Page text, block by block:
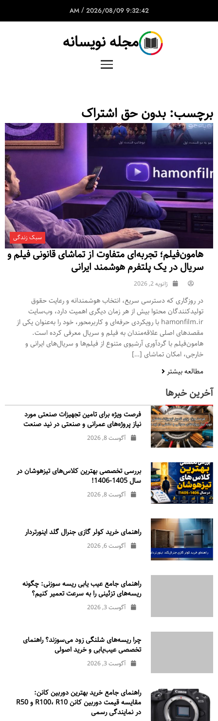
9:32:42 AM
/ 2026/08/09
مجله نویسانه
برچسب: بدون حق اشتراک
سبک زندگی
هامون‌فیلم؛ تجربه‌ای متفاوت از تماشای قانونی فیلم و
سریال در یک پلتفرم هوشمند ایرانی
ژانویه 2, 2026
در روزگاری که دسترسی سریع، انتخاب هوشمندانه و رعایت حقوق
تولیدکنندگان محتوا بیش از هر زمان دیگری اهمیت دارد، وب‌سایت
hamonfilm.ir با رویکردی حرفه‌ای و کاربرمحور، خود را به‌عنوان یکی از
مقصدهای اصلی علاقه‌مندان به فیلم و سریال معرفی کرده است.
هامون‌فیلم با گردآوری آرشیوی متنوع از فیلم‌ها و سریال‌های ایرانی و
خارجی، امکان تماشای […]
مطالعه بیشتر
آخرین خبرها
فرصت ویژه برای تامین تجهیزات صنعتی مورد
نیاز پروژه‌های عمرانی و صنعتی در نید صنعت
آگوست 8, 2026
بررسی تخصصی بهترین کلاس‌های تیزهوشان در
سال 1405-1406!
آگوست 8, 2026
راهنمای خرید کولر گازی جنرال‌ گلد اینورتر‌دار
آگوست 6, 2026
راهنمای جامع عیب یابی ریسه سوزنی: چگونه
ریسه‌های تزئینی را به سرعت تعمیر کنیم؟
آگوست 3, 2026
چرا ریسه‌های شلنگی زود می‌سوزند؟ راهنمای
تخصصی عیب‌یابی و خرید اصولی
آگوست 3, 2026
راهنمای جامع خرید بهترین دوربین کانن:
مقایسه قیمت دوربین کانن R100، R10 و R50
در نمایندگی رسمی